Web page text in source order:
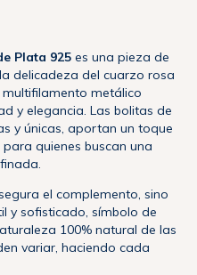
Plata 925 es una pieza de
delicadeza del cuarzo rosa
metálico
y elegancia. Las bolitas de
y únicas, aportan un toque
quienes buscan una
el complemento, sino
y sofisticado, símbolo de
100% natural de las
variar, haciendo cada